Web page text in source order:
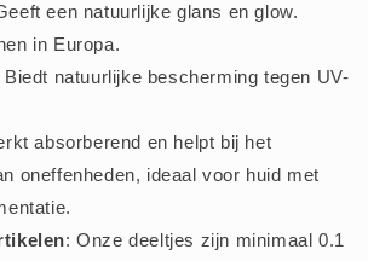
een natuurlijke glans en glow.
in Europa.
Biedt natuurlijke bescherming tegen UV-
absorberend en helpt bij het
oneffenheden, ideaal voor huid met
: Onze deeltjes zijn minimaal 0.1